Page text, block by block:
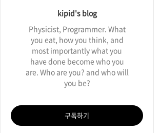
kipid's blog
Physicist, Programmer. What
you eat, how you think, and
most importantly what you
have done become who you
are. Who are you? and who will
you be?
구독하기